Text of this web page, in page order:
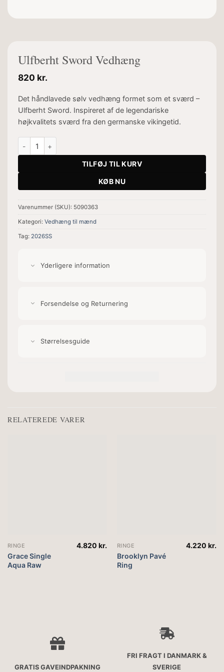
Ulfberht Sword Vedhæng
820 kr.
Det håndlavede sølv vedhæng formet som et sværd –
Ulfberht Sword. Inspireret af de legendariske
højkvalitets sværd fra den germanske vikingetid.
TILFØJ TIL KURV
KØB NU
Varenummer (SKU): 5090363
Kategori: Vedhæng til mænd
Tag: 2026SS
Yderligere information
Forsendelse og Returnering
Størrelsesguide
RELATEREDE VARER
RINGE
Grace Single
Aqua Raw
4.820kr. RINGE
Brooklyn Pavé
Ring
4.220kr.
GRATIS GAVEINDPAKNING
FRI FRAGT I DANMARK &
SVERIGE